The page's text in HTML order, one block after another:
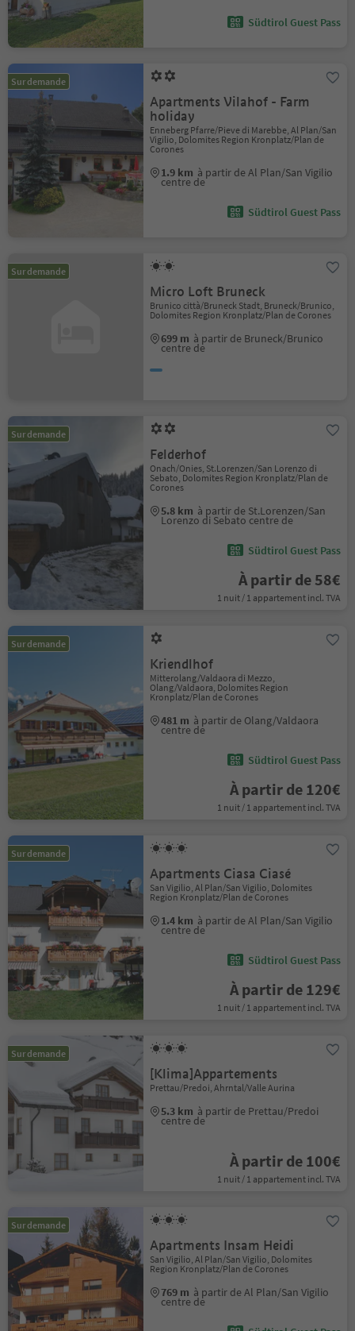
Südtirol Guest Pass
Sur demande
Apartments Vilahof - Farm
holiday
Enneberg Pfarre/Pieve di Marebbe, Al Plan/San
Vigilio, Dolomites Region Kronplatz/Plan de
Corones
1.9 km à partir de Al Plan/San Vigilio
centre de
Südtirol Guest Pass
Sur demande
Micro Loft Bruneck
Brunico città/Bruneck Stadt, Bruneck/Brunico,
Dolomites Region Kronplatz/Plan de Corones
699 m à partir de Bruneck/Brunico
centre de
Sur demande
Felderhof
Onach/Onies, St.Lorenzen/San Lorenzo di
Sebato, Dolomites Region Kronplatz/Plan de
Corones
5.8 km à partir de St.Lorenzen/San
Lorenzo di Sebato centre de
Südtirol Guest Pass
À partir de 58€
1 nuit / 1 appartement incl. TVA
Sur demande
Kriendlhof
Mitterolang/Valdaora di Mezzo,
Olang/Valdaora, Dolomites Region
Kronplatz/Plan de Corones
481 m à partir de Olang/Valdaora
centre de
Südtirol Guest Pass
À partir de 120€
1 nuit / 1 appartement incl. TVA
Sur demande
Apartments Ciasa Ciasé
San Vigilio, Al Plan/San Vigilio, Dolomites
Region Kronplatz/Plan de Corones
1.4 km à partir de Al Plan/San Vigilio
centre de
Südtirol Guest Pass
À partir de 129€
1 nuit / 1 appartement incl. TVA
Sur demande
[Klima]Appartements
Prettau/Predoi, Ahrntal/Valle Aurina
5.3 km à partir de Prettau/Predoi
centre de
À partir de 100€
1 nuit / 1 appartement incl. TVA
Sur demande
Apartments Insam Heidi
San Vigilio, Al Plan/San Vigilio, Dolomites
Region Kronplatz/Plan de Corones
769 m à partir de Al Plan/San Vigilio
centre de